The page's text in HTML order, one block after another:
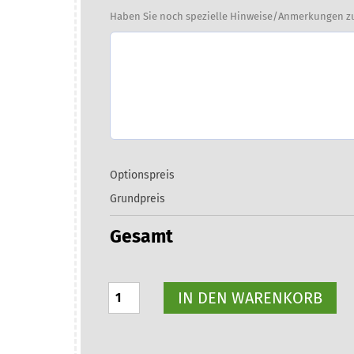
Haben Sie noch spezielle Hinweise/Anmerkungen
Optionspreis
Grundpreis
Gesamt
Softshell
IN DEN WARENKORB